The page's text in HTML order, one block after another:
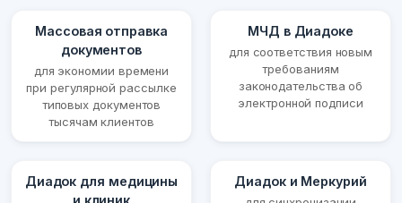
Массовая отправка
документов
для экономии времени
при регулярной рассылке
типовых документов
тысячам клиентов
МЧД в Диадоке
для соответствия новым
требованиям
законодательства об
электронной подписи
Диадок для медицины
Диадок и Меркурий